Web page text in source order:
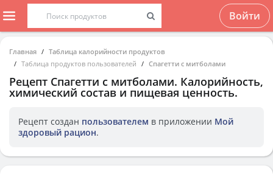
Войти
Главная
Таблица калорийности продуктов
Таблица продуктов пользователей
Спагетти с митболами
Рецепт Спагетти с митболами. Калорийность,
химический состав и пищевая ценность.
Рецепт создан пользователем в приложении Мой
здоровый рацион.